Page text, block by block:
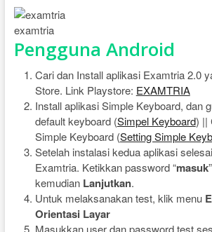
examtria
Pengguna Android
Cari dan Install aplikasi Examtria 2.0
Store. Link Playstore: EXAMTRIA
Install aplikasi Simple Keyboard, dan
default keyboard (Simpel Keyboard) ||
Simple Keyboard (Setting Simple
Setelah instalasi kedua aplikasi
Examtria. Ketikkan password “masuk
kemudian Lanjutkan.
Untuk melaksanakan test, klik menu
Orientasi Layar
Masukkan user dan password test